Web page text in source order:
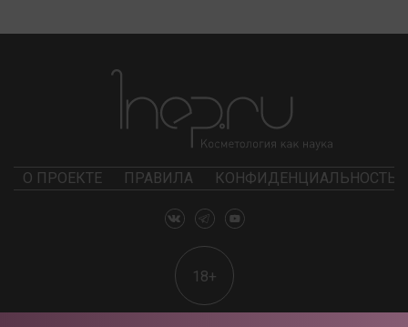
О ПРОЕКТЕ ПРАВИЛА КОНФИДЕНЦИАЛЬНОСТЬ
18+